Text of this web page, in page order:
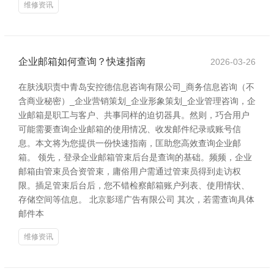
维修资讯
企业邮箱如何查询？快速指南 2026-03-26
在肤浅职责中青岛安控德信息咨询有限公司_商务信息咨询（不
含商业秘密）_企业营销策划_企业形象策划_企业管理咨询，企
业邮箱是职工与客户、共事同样的迫切器具。然则，巧合用户
可能需要查询企业邮箱的使用情况、收发邮件纪录或账号信
息。本文将为您提供一份快速指南，匡助您高效查询企业邮
箱。 领先，登录企业邮箱管束后台是查询的基础。频频，企业
邮箱由管束员合资管束，庸俗用户需通过管束员得到走访权
限。插足管束后台后，您不错检察邮箱账户列表、使用情状、
存储空间等信息。 北京影瑶广告有限公司 其次，若需查询具体
邮件本
维修资讯